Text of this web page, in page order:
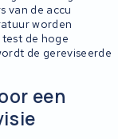
van de accu
worden
de hoge
de gereviseerde
een